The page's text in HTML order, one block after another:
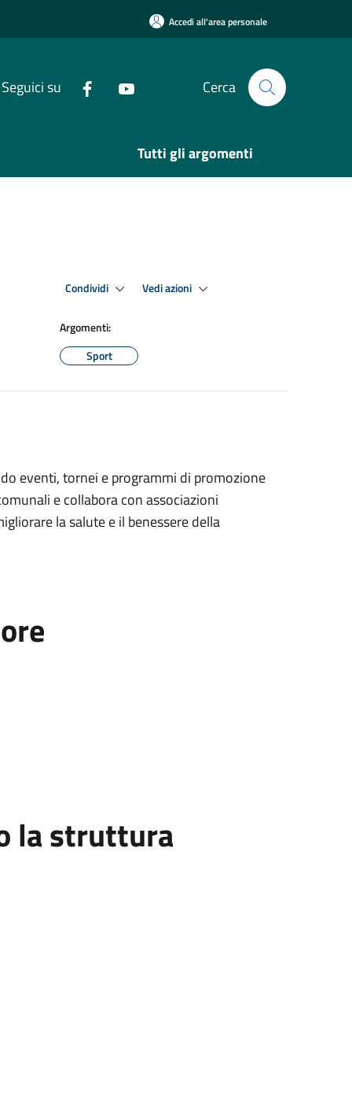
Accedi all'area personale
Seguici su Cerca
Tutti gli argomenti
Condividi Vedi azioni
Argomenti:
Sport
eventi, tornei e programmi di promozione
e collabora con associazioni
la salute e il benessere della
la struttura